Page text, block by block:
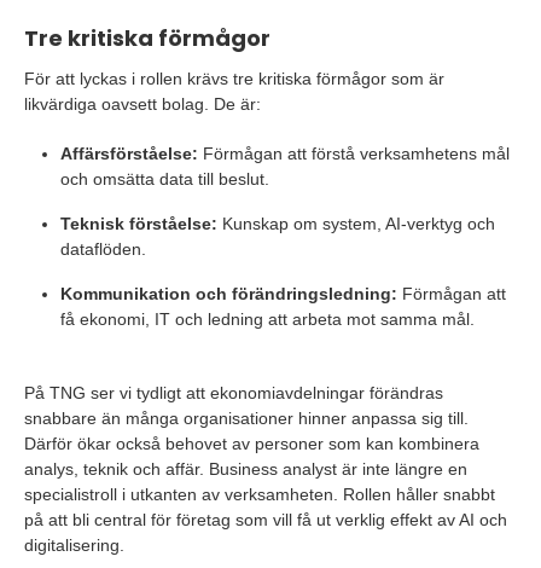
Tre kritiska förmågor
För att lyckas i rollen krävs tre kritiska förmågor som är
likvärdiga oavsett bolag. De är:
Affärsförståelse: Förmågan att förstå verksamhetens mål
och omsätta data till beslut.
Teknisk förståelse: Kunskap om system, AI-verktyg och
dataflöden.
Kommunikation och förändringsledning: Förmågan att
få ekonomi, IT och ledning att arbeta mot samma mål.
På TNG ser vi tydligt att ekonomiavdelningar förändras
snabbare än många organisationer hinner anpassa sig till.
Därför ökar också behovet av personer som kan kombinera
analys, teknik och affär. Business analyst är inte längre en
specialistroll i utkanten av verksamheten. Rollen håller snabbt
på att bli central för företag som vill få ut verklig effekt av AI och
digitalisering.